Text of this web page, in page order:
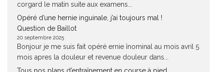
corgard le matin suite aux examens...
Opéré d’une hernie inguinale, j’ai toujours mal !
Question de Baillot
20 septembre 2025
Bonjour je me suis fait opéré ernie înominal au mois avril 5
mois apres la douleur et revenue douleur dans...